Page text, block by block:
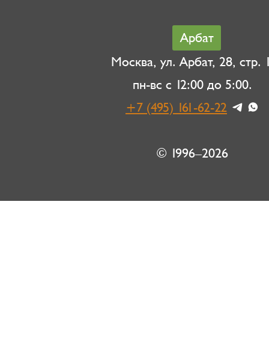
Арбат
Москва, ул. Арбат, 28, стр.
пн-вс с 12:00 до 5:00.
+7 (495) 161-62-22
© 1996–2026